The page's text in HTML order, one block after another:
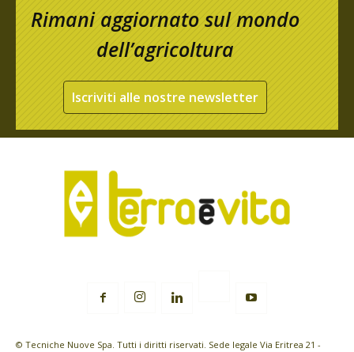
Rimani aggiornato sul mondo
dell’agricoltura
Iscriviti alle nostre newsletter
© Tecniche Nuove Spa. Tutti i diritti riservati. Sede legale Via Eritrea 21 -